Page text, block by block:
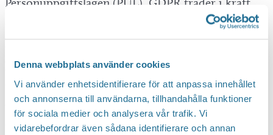
Denna webbplats använder cookies
Vi använder enhetsidentifierare för att anpassa innehållet
och annonserna till användarna, tillhandahålla funktioner
för sociala medier och analysera vår trafik. Vi
vidarebefordrar även sådana identifierare och annan
den 25 maj 2018 och gäller i hela EU. Mycket är sig
likt men kraven på hur företag får behandla dina
personuppgifter skärps. Ditt förtroende är viktigt
och vi vill att du ska känna dig trygg med att lämna
dina personuppgifter till oss. Nu vill vi informera
om en förbättrad och positiv förändring gällande